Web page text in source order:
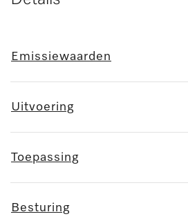
Emissiewaarden
Uitvoering
Toepassing
Besturing